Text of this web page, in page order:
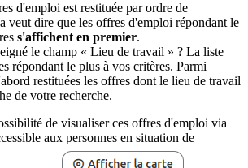
d'emploi est restituée par ordre de
veut dire que les offres d'emploi répondant le
s'affichent en premier.
le champ « Lieu de travail » ? La liste
répondant le plus à vos critères. Parmi
restituées les offres dont le lieu de travail
de votre recherche.
de visualiser ces offres d'emploi via
aux personnes en situation de